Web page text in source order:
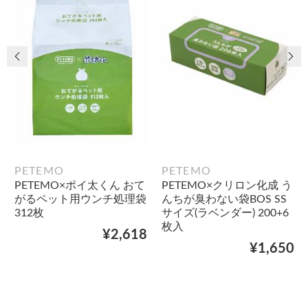
PETEMO
PETEMO×ポイ太くん おて
がるペット用ウンチ処理袋
312枚
¥2,618
PETEMO
PETEMO×クリロン化成 う
んちが臭わない袋BOS SS
サイズ(ラベンダー) 200+6
枚入
¥1,650
前の画像 次